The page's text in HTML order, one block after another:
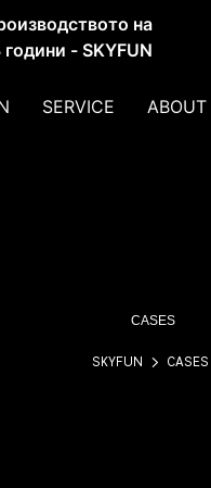
на
- SKYFUN
SERVICE ABOUT
CASES
SKYFUN CASES